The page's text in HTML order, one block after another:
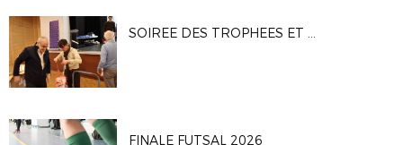
SOIREE DES TROPHEES ET DES BENEVOLES
FINALE FUTSAL 2026